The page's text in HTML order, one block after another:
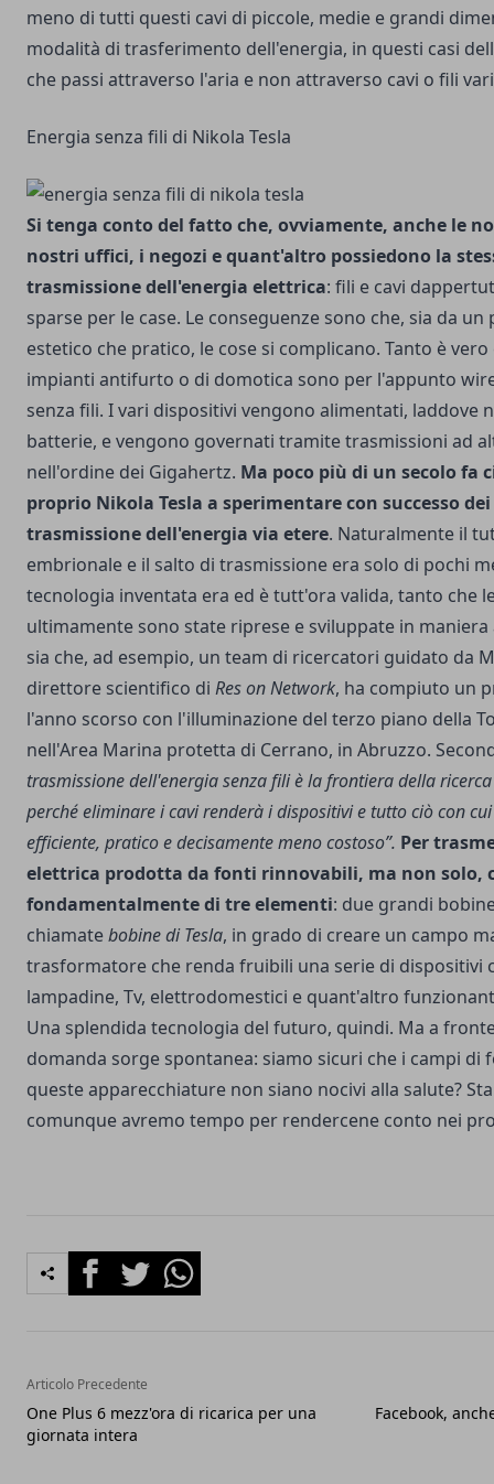
meno di tutti questi cavi di piccole, medie e grandi
modalità di trasferimento dell'energia, in questi casi
che passi attraverso l'aria e non attraverso cavi o fili
Energia senza fili di Nikola Tesla
Si tenga conto del fatto che, ovviamente, anche le
nostri uffici, i negozi e quant'altro possiedono la
trasmissione dell'energia elettrica: fili e cavi
sparse per le case. Le conseguenze sono che, sia da
estetico che pratico, le cose si complicano. Tanto è
impianti antifurto o di domotica sono per l'appunto
senza fili. I vari dispositivi vengono alimentati, laddove
batterie, e vengono governati tramite trasmissioni ad
nell'ordine dei Gigahertz. Ma poco più di un secolo fa
proprio Nikola Tesla a sperimentare con successo
trasmissione dell'energia via etere. Naturalmente il
embrionale e il salto di trasmissione era solo di pochi
tecnologia inventata era ed è tutt'ora valida, tanto che
ultimamente sono state riprese e sviluppate in maniera
sia che, ad esempio, un team di ricercatori guidato da
direttore scientifico di Res on Network, ha compiuto un
l'anno scorso con l'illuminazione del terzo piano della
nell'Area Marina protetta di Cerrano, in Abruzzo.
trasmissione dell'energia senza fili è la frontiera della
perché eliminare i cavi renderà i dispositivi e tutto ciò con
efficiente, pratico e decisamente meno costoso”. Per
elettrica prodotta da fonti rinnovabili, ma non solo,
fondamentalmente di tre elementi: due grandi
chiamatebobine di Tesla, in grado di creare un campo
trasformatore che renda fruibili una serie di dispositivi
lampadine, Tv, elettrodomestici e quant'altro
Una splendida tecnologia del futuro, quindi. Ma a
domanda sorge spontanea: siamo sicuri che i campi di
queste apparecchiature non siano nocivi alla salute?
comunque avremo tempo per rendercene conto nei
FacebookTwitterWhatsapp
Articolo Precedente
One Plus 6 mezz'ora di ricarica per una
giornata intera
Facebook,